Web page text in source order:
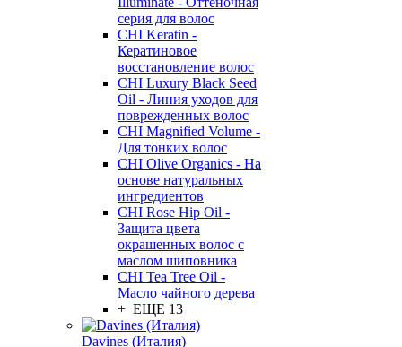
серия для волос
CHI Keratin -
Кератиновое
восстановление волос
CHI Luxury Black Seed
Oil - Линия уходов для
поврежденных волос
CHI Magnified Volume -
Для тонких волос
CHI Olive Organics - На
основе натуральных
ингредиентов
CHI Rose Hip Oil -
Защита цвета
окрашенных волос с
маслом шиповника
CHI Tea Tree Oil -
Масло чайного дерева
+ ЕЩЕ 13
Davines (Италия)